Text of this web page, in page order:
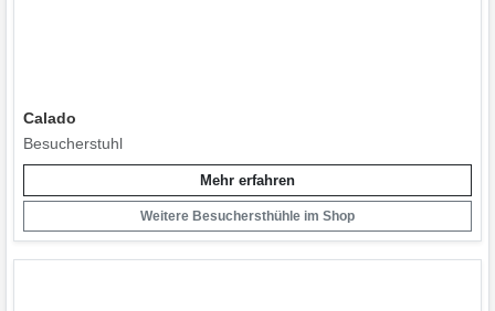
Calado
Besucherstuhl
Mehr erfahren
Weitere Besuchersthühle im Shop